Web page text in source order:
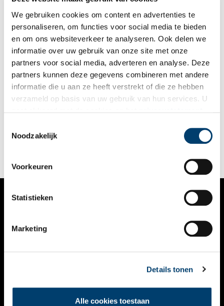
We gebruiken cookies om content en advertenties te
personaliseren, om functies voor social media te bieden
en om ons websiteverkeer te analyseren. Ook delen we
informatie over uw gebruik van onze site met onze
partners voor social media, adverteren en analyse. Deze
partners kunnen deze gegevens combineren met andere
informatie die u aan ze heeft verstrekt of die ze hebben
verzameld op basis van uw gebruik van hun services. U
Noodzakelijk
Voorkeuren
Statistieken
Marketing
Details tonen
Alle cookies toestaan
Spaanse kanonnen klinken vals in Monnickendam
Jan Haring was een onverschrokken geus. In Monnickendam
zijn ze hem niet vergeten. De geuzen uit het stadje namen de
carillon uit 1595 wat vals klinkt, horen ze in Monnickendam
niet meer.
NIEUWS
KALENDER
ACTIVITEITEN